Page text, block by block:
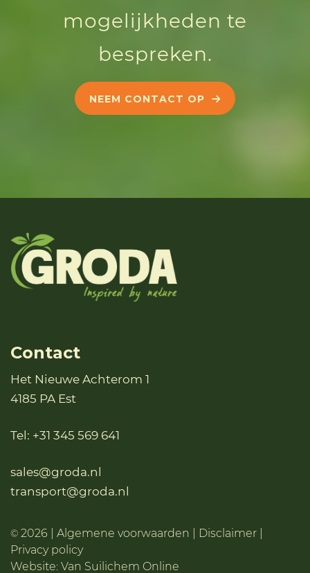
mogelijkheden te
bespreken.
NEEM CONTACT OP
Contact
Het Nieuwe Achterom 1
4185 PA Est
Tel: +31 345 569 641
sales@groda.nl
transport@groda.nl
© 2026 | Algemene voorwaarden Disclaimer
Privacy policy
Website: Van Suilichem Online